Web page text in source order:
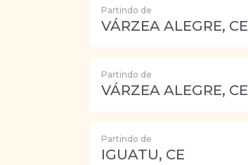
Partindo de
VÁRZEA ALEGRE, CE
Partindo de
VÁRZEA ALEGRE, CE
Partindo de
IGUATU, CE